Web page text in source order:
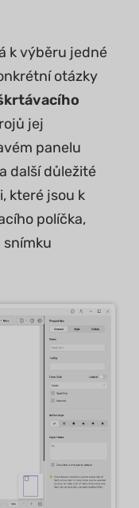
k výběru jedné
otázky
jej
panelu
další důležité
které jsou k
políčka,
snímku